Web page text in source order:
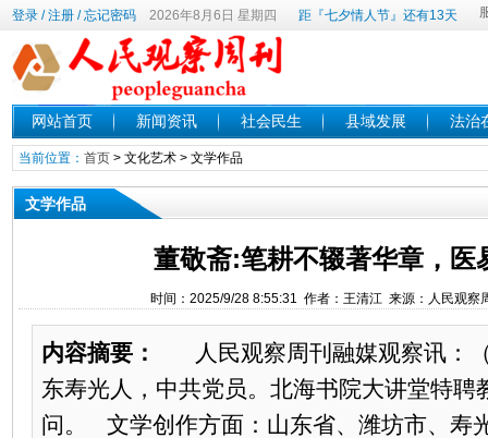
登录/注册/忘记密码 2026年8月6日 星期四 距『七夕情人节』还有13天
网站首页 新闻资讯 社会民生 县域发展 法治
当前位置： 首页> 文化艺术> 文学作品
文学作品
董敬斋:笔耕不辍著华章，医
时间：2025/9/28 8:55:31 作者：王清江 来源：人民观
内容摘要：
人民观察周刊融媒观察讯：
东寿光人，中共党员。北海书院大讲堂特聘
问。 文学创作方面：山东省、潍坊市、寿